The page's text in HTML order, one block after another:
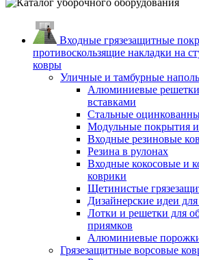
Входные грязезащитные
противоскользящие накладки на
ковры
Уличные и тамбурные
Алюминиевые решетки
вставками
Стальные
Модульные покрытия
Входные резиновые
Резина в рулонах
Входные кокосовые и
коврики
Щетинистые
Дизайнерские идеи для
Лотки и решетки для
приямков
Алюминиевые
Грязезащитные ворсовые